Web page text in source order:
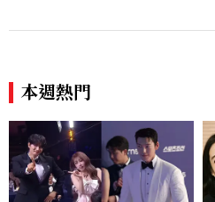
本週熱門